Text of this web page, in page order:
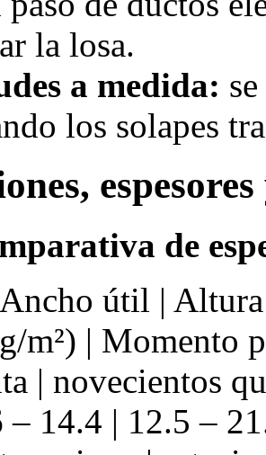
la losa.
a medida:
los solapes
de
útil |
m²) | Momento
| novecientos
– 14.4 | 12.5 –